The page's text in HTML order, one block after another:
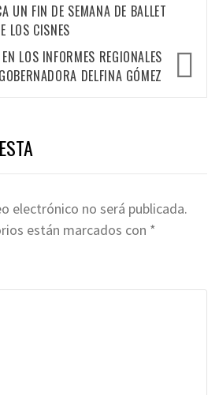
UN FIN DE SEMANA DE BALLET
LOS CISNES
LOS INFORMES REGIONALES
DELFINA GÓMEZ
electrónico no será publicada.
están marcados con *